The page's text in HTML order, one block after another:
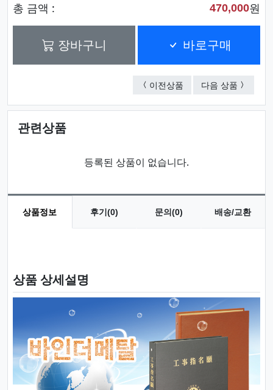
총 금액 : 470,000원
장바구니 바로구매
이전상품 포크리스고급바인더
다음 상품 고급형
관련상품
등록된 상품이 없습니다.
상품정보 후기(0) 문의(0) 배송/교환
상품 상세설명